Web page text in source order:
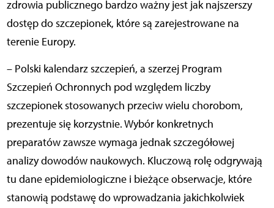
zdrowia publicznego bardzo ważny jest jak najszerszy
dostęp do szczepionek, które są zarejestrowane na
terenie Europy.
– Polski kalendarz szczepień, a szerzej Program
Szczepień Ochronnych pod względem liczby
szczepionek stosowanych przeciw wielu chorobom,
prezentuje się korzystnie. Wybór konkretnych
preparatów zawsze wymaga jednak szczegółowej
analizy dowodów naukowych. Kluczową rolę odgrywają
tu dane epidemiologiczne i bieżące obserwacje, które
stanowią podstawę do wprowadzania jakichkolwiek